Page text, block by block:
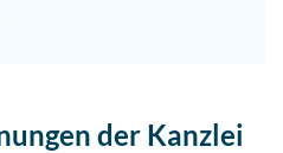
der Kanzlei